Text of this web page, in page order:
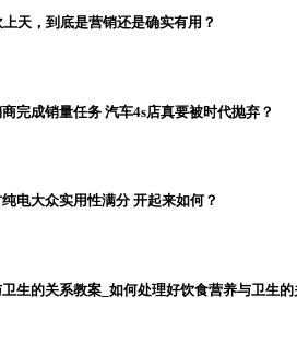
上天，到底是营销还是确实有用？
完成销量任务 汽车4s店真要被时代抛弃？
电大众实用性满分 开起来如何？
生的关系教案_如何处理好饮食营养与卫生的